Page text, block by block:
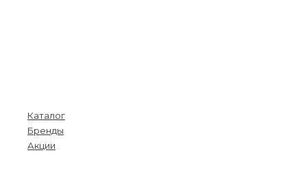
Каталог
Бренды
Акции